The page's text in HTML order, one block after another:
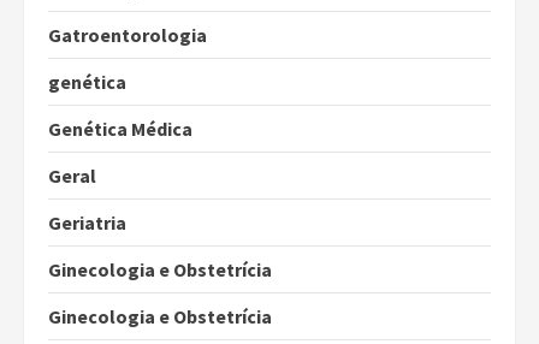
Gatroentorologia
genética
Genética Médica
Geral
Geriatria
Ginecologia e Obstetrícia
Ginecologia e Obstetrícia